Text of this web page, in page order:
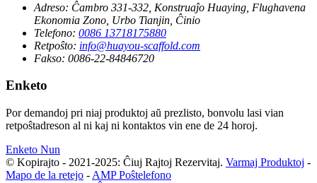
Adreso: Ĉambro 331-332, Konstruaĵo Huaying, Flughavena
Ekonomia Zono, Urbo Tianjin, Ĉinio
Telefono: 0086 13718175880
Retpoŝto: info@huayou-scaffold.com
Fakso: 0086-22-84846720
Enketo
Por demandoj pri niaj produktoj aŭ prezlisto, bonvolu lasi vian
retpoŝtadreson al ni kaj ni kontaktos vin ene de 24 horoj.
Enketo Nun
© Kopirajto - 2021-2025: Ĉiuj Rajtoj Rezervitaj. Varmaj Produktoj -
Mapo de la retejo - AMP Poŝtelefono